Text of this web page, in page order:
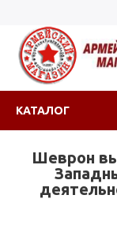
КАТАЛОГ
Шеврон